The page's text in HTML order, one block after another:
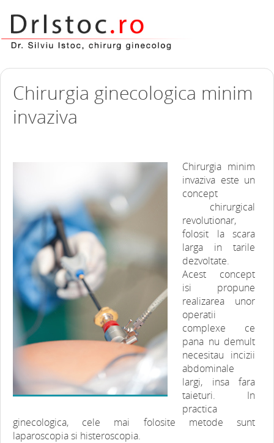
Chirurgia ginecologica minim
invaziva
Chirurgia minim
invaziva este un
concept
chirurgical
revolutionar,
folosit la scara
larga in tarile
dezvoltate.
Acest concept
isi propune
realizarea unor
operatii
complexe ce
pana nu demult
necesitau incizii
abdominale
largi, insa fara
taieturi. In
practica
ginecologica, cele mai folosite metode sunt
laparoscopia si histeroscopia.